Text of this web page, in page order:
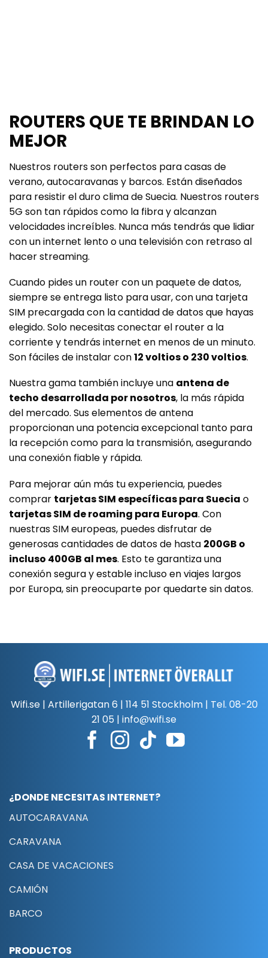
ROUTERS QUE TE BRINDAN LO
MEJOR
Nuestros routers son perfectos para casas de
verano, autocaravanas y barcos. Están diseñados
para resistir el duro clima de Suecia. Nuestros routers
5G son tan rápidos como la fibra y alcanzan
velocidades increíbles. Nunca más tendrás que lidiar
con un internet lento o una televisión con retraso al
hacer streaming.
Cuando pides un router con un paquete de datos,
siempre se entrega listo para usar, con una tarjeta
SIM precargada con la cantidad de datos que hayas
elegido. Solo necesitas conectar el router a la
corriente y tendrás internet en menos de un minuto.
Son fáciles de instalar con12 voltios o 230 voltios.
Nuestra gama también incluye una antena de
techo desarrollada por nosotros, la más rápida
del mercado. Sus elementos de antena
proporcionan una potencia excepcional tanto para
la recepción como para la transmisión, asegurando
una conexión fiable y rápida.
Para mejorar aún más tu experiencia, puedes
comprar tarjetas SIM específicas para Suecia o
tarjetas SIM de roaming para Europa. Con
nuestras SIM europeas, puedes disfrutar de
generosas cantidades de datos de hasta 200GB o
incluso 400GB al mes. Esto te garantiza una
conexión segura y estable incluso en viajes largos
por Europa, sin preocuparte por quedarte sin datos.
Wifi.se | Artillerigatan 6 | 114 51 Stockholm | Tel. 08-20
21 05 | info@wifi.se
¿DONDE NECESITAS INTERNET?
AUTOCARAVANA
CARAVANA
CASA DE VACACIONES
CAMIÓN
BARCO
PRODUCTOS